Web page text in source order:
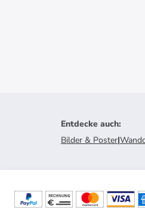
Entdecke auch:
Bilder & Poster|